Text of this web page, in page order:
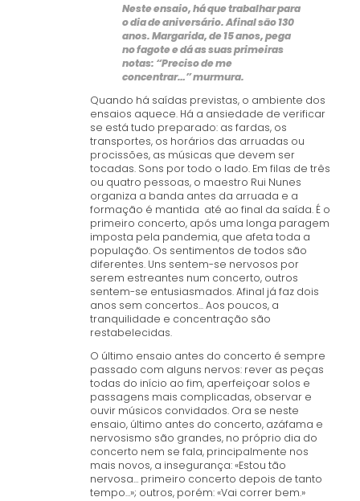
Neste ensaio, há que trabalhar para
o dia de aniversário. Afinal são 130
anos. Margarida, de 15 anos, pega
no fagote e dá as suas primeiras
notas: “Preciso de me
concentrar…” murmura.
Quando há saídas previstas, o ambiente dos
ensaios aquece. Há a ansiedade de verificar
se está tudo preparado: as fardas, os
transportes, os horários das arruadas ou
procissões, as músicas que devem ser
tocadas. Sons por todo o lado. Em filas de três
ou quatro pessoas, o maestro Rui Nunes
organiza a banda antes da arruada e a
formação é mantida até ao final da saída. É o
primeiro concerto, após uma longa paragem
imposta pela pandemia, que afeta toda a
população. Os sentimentos de todos são
diferentes. Uns sentem-se nervosos por
serem estreantes num concerto, outros
sentem-se entusiasmados. Afinal já faz dois
anos sem concertos... Aos poucos, a
tranquilidade e concentração são
restabelecidas.
O último ensaio antes do concerto é sempre
passado com alguns nervos: rever as peças
todas do início ao fim, aperfeiçoar solos e
passagens mais complicadas, observar e
ouvir músicos convidados. Ora se neste
ensaio, último antes do concerto, azáfama e
nervosismo são grandes, no próprio dia do
concerto nem se fala, principalmente nos
mais novos, a insegurança: «Estou tão
nervosa… primeiro concerto depois de tanto
tempo…»; outros, porém: «Vai correr bem.»